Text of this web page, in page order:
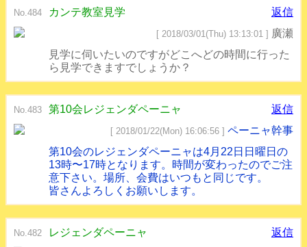
No.484 カンテ教室見学 返信
[ 2018/03/01(Thu) 13:13:01 ] 廣瀬
見学に伺いたいのですがどこへどの時間に行った
ら見学できますでしょうか？
No.483 第10会レジェンダペーニャ 返信
[ 2018/01/22(Mon) 16:06:56 ] ペーニャ幹事
第10会のレジェンダペーニャは4月22日日曜日の
13時〜17時となります。時間が変わったのでご注
意下さい。場所、会費はいつもと同じです。
皆さんよろしくお願いします。
No.482 レジェンダペーニャ 返信